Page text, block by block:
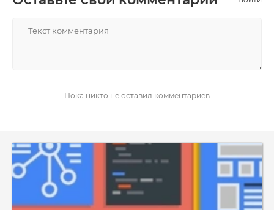
Пока никто не оставил комментариев